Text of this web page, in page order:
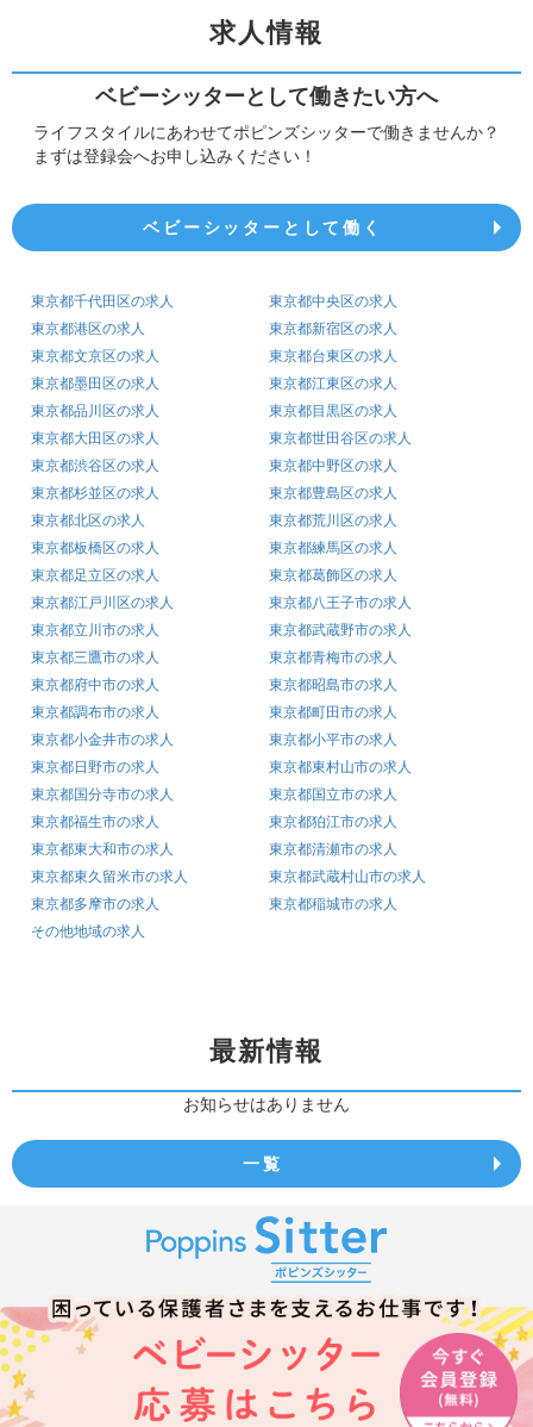
求人情報
ベビーシッターとして働きたい方へ
ライフスタイルにあわせてポピンズシッターで働きませんか？
まずは登録会へお申し込みください！
ベビーシッターとして働く
東京都千代田区の求人
東京都中央区の求人
東京都港区の求人
東京都新宿区の求人
東京都文京区の求人
東京都台東区の求人
東京都墨田区の求人
東京都江東区の求人
東京都品川区の求人
東京都目黒区の求人
東京都大田区の求人
東京都世田谷区の求人
東京都渋谷区の求人
東京都中野区の求人
東京都杉並区の求人
東京都豊島区の求人
東京都北区の求人
東京都荒川区の求人
東京都板橋区の求人
東京都練馬区の求人
東京都足立区の求人
東京都葛飾区の求人
東京都江戸川区の求人
東京都八王子市の求人
東京都立川市の求人
東京都武蔵野市の求人
東京都三鷹市の求人
東京都青梅市の求人
東京都府中市の求人
東京都昭島市の求人
東京都調布市の求人
東京都町田市の求人
東京都小金井市の求人
東京都小平市の求人
東京都日野市の求人
東京都東村山市の求人
東京都国分寺市の求人
東京都国立市の求人
東京都福生市の求人
東京都狛江市の求人
東京都東大和市の求人
東京都清瀬市の求人
東京都東久留米市の求人
東京都武蔵村山市の求人
東京都多摩市の求人
東京都稲城市の求人
その他地域の求人
最新情報
お知らせはありません
一覧